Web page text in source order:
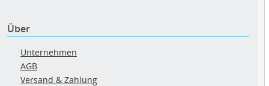
Über
Unternehmen
AGB
Versand & Zahlung